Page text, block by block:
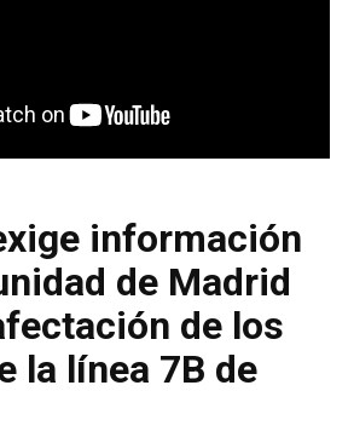
información
de Madrid
de los
la línea 7B de